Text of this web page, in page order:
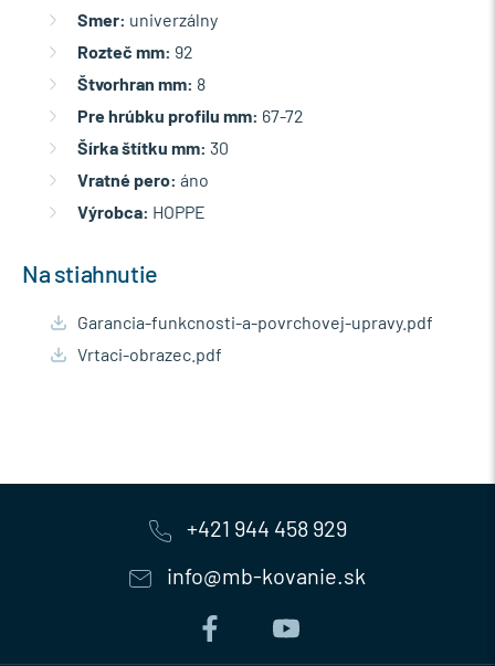
Smer: univerzálny
Rozteč mm: 92
Štvorhran mm: 8
Pre hrúbku profilu mm: 67-72
Šírka štítku mm: 30
Vratné pero: áno
Výrobca: HOPPE
Na stiahnutie
Garancia-funkcnosti-a-povrchovej-upravy.pdf
Vrtaci-obrazec.pdf
+421 944 458 929
info@mb-kovanie.sk